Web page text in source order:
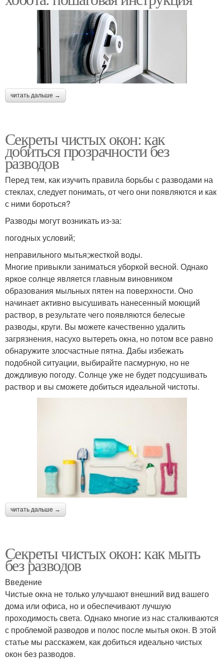
читать дальше →
Секреты чистых окон: как
добиться прозрачности без
разводов
Перед тем, как изучить правила борьбы с разводами на
стеклах, следует понимать, от чего они появляются и как
с ними бороться?
Разводы могут возникать из-за:
погодных условий;
неправильного мытья;жесткой воды.
Многие привыкли заниматься уборкой весной. Однако
яркое солнце является главным виновником
образования мыльных пятен на поверхности. Оно
начинает активно высушивать нанесенный моющий
раствор, в результате чего появляются белесые
разводы, круги. Вы можете качественно удалить
загрязнения, насухо вытереть окна, но потом все равно
обнаружите злосчастные пятна. Дабы избежать
подобной ситуации, выбирайте пасмурную, но не
дождливую погоду. Солнце уже не будет подсушивать
раствор и вы сможете добиться идеальной чистоты.
читать дальше →
Секреты чистых окон: как мыть
без разводов
Введение
Чистые окна не только улучшают внешний вид вашего
дома или офиса, но и обеспечивают лучшую
проходимость света. Однако многие из нас сталкиваются
с проблемой разводов и полос после мытья окон. В этой
статье мы расскажем, как добиться идеально чистых
окон без разводов.